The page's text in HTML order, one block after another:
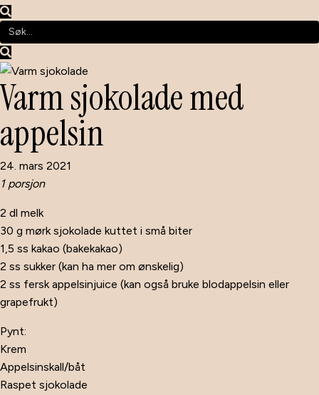
Varm sjokolade med
appelsin
24. mars 2021
1 porsjon
2 dl melk
30 g mørk sjokolade kuttet i små biter
1,5 ss kakao (bakekakao)
2 ss sukker (kan ha mer om ønskelig)
2 ss fersk appelsinjuice (kan også bruke blodappelsin eller
grapefrukt)
Pynt:
Krem
Appelsinskall/båt
Raspet sjokolade